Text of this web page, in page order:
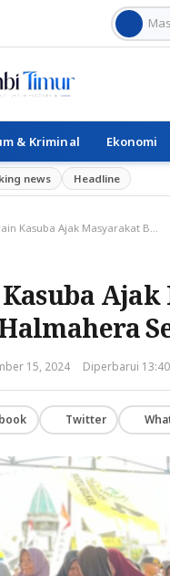
& Kriminal Ekonomi
news Headline
Bahrain Kasuba Ajak Masyarakat Berkolaborasi Bangun Halmahera Selatan
15, 2024 Diperbarui
Twitter